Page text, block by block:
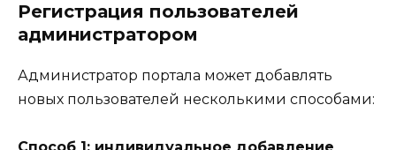
Регистрация пользователей
администратором
Администратор портала может добавлять
новых пользователей несколькими способами: